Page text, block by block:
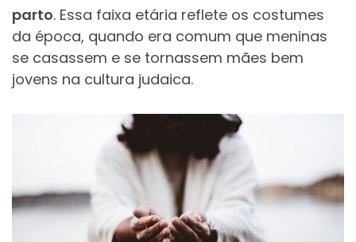
parto. Essa faixa etária reflete os costumes
da época, quando era comum que meninas
se casassem e se tornassem mães bem
jovens na cultura judaica.